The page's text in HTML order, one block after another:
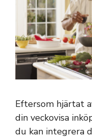
Eftersom hjärtat
din veckovisa
du kan integrera